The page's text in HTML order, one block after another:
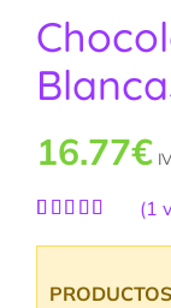
16.77€
valoración
(1